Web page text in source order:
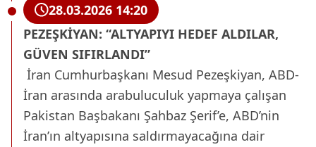
28.03.2026 14:20
PEZEŞKİYAN: “ALTYAPIYI HEDEF ALDILAR,
GÜVEN SIFIRLANDI”
İran Cumhurbaşkanı Mesud Pezeşkiyan, ABD-
İran arasında arabuluculuk yapmaya çalışan
Pakistan Başbakanı Şahbaz Şerif’e, ABD’nin
İran’ın altyapısına saldırmayacağına dair